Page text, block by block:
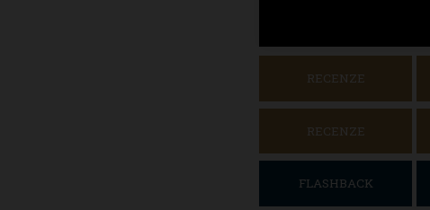
RECENZE
RECENZE
FLASHBACK